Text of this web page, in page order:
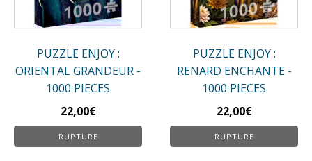
PUZZLE ENJOY :
ORIENTAL GRANDEUR -
1000 PIECES
22,00€
RUPTURE
PUZZLE ENJOY :
RENARD ENCHANTE -
1000 PIECES
22,00€
RUPTURE